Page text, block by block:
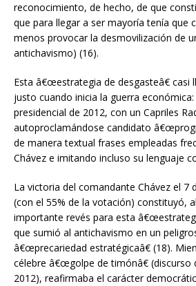
reconocimiento, de hecho, de que
que para llegar a ser mayoría tenía que
menos provocar la desmovilización de
antichavismo) (16).
Esta â€œestrategia de desgasteâ€ casi
justo cuando inicia la guerra
presidencial de 2012, con un Capriles
autoproclamándose candidato
de manera textual frases empleadas
Chávez e imitando incluso su lenguaje
La victoria del comandante Chávez el 7
(con el 55% de la votación) constituyó,
importante revés para esta
que sumió al antichavismo en un
â€œprecariedad estratégicaâ€ (18).
célebre â€œgolpe de timónâ€ (discurso
2012), reafirmaba el carácter